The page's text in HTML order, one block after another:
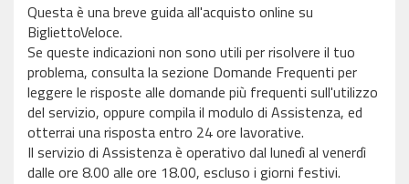
Questa è una breve guida all'acquisto online su
BigliettoVeloce.
Se queste indicazioni non sono utili per risolvere il tuo
problema, consulta la sezione Domande Frequenti per
leggere le risposte alle domande più frequenti sull'utilizzo
del servizio, oppure compila il modulo di Assistenza, ed
otterrai una risposta entro 24 ore lavorative.
Il servizio di Assistenza è operativo dal lunedì al venerdì
dalle ore 8.00 alle ore 18.00, escluso i giorni festivi.